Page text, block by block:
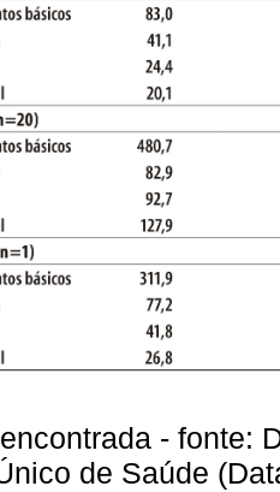
- fonte:
de Saúde